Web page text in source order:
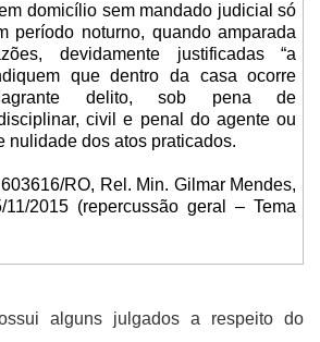
domicílio sem mandado judicial só
período noturno, quando amparada
devidamente justificadas “a
que dentro da casa ocorre
delito, sob pena de
civil e penal do agente ou
nulidade dos atos praticados.
RO, Rel. Min. Gilmar Mendes,
2015 (repercussão geral – Tema
alguns julgados a respeito do